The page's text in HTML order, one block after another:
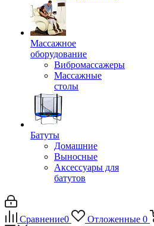
Массажное
оборудование
Вибромассажеры
Массажные
столы
Батуты
Домашние
Выносные
Аксессуары для
батутов
Сравнение0 Отложенные 0